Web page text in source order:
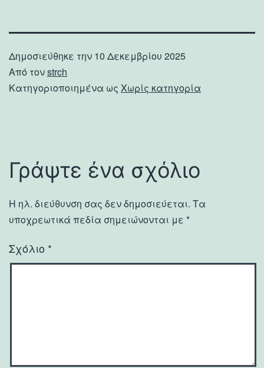
Δημοσιεύθηκε την 10 Δεκεμβρίου 2025
Από τονstrch
Κατηγοριοποιημένα ως Χωρίς κατηγορία
Γράψτε ένα σχόλιο
Η ηλ. διεύθυνση σας δεν δημοσιεύεται. Τα
υποχρεωτικά πεδία σημειώνονται με *
Σχόλιο *